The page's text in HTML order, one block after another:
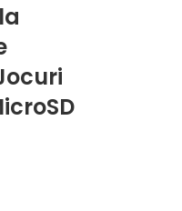
Canapea 2 locuri -
Roz
Supraveghere ES-2R
de Exterior, cu
Panou Solar si WIFI,